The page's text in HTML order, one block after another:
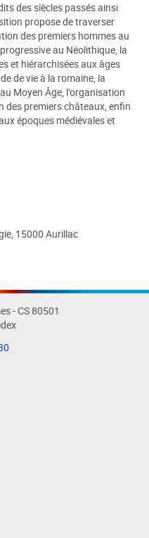
des siècles passés ainsi
propose de traverser
des premiers hommes au
au Néolithique, la
et hiérarchisées aux âges
de vie à la romaine, la
Moyen Âge, l’organisation
des premiers châteaux, enfin
époques médiévales et
15000 Aurillac
- CS 80501